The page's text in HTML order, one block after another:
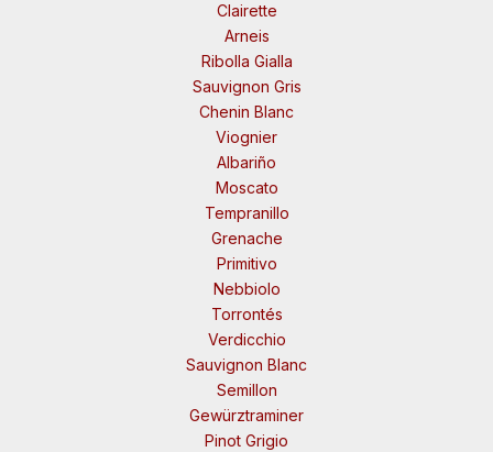
Clairette
Arneis
Ribolla Gialla
Sauvignon Gris
Chenin Blanc
Viognier
Albariño
Moscato
Tempranillo
Grenache
Primitivo
Nebbiolo
Torrontés
Verdicchio
Sauvignon Blanc
Semillon
Gewürztraminer
Pinot Grigio